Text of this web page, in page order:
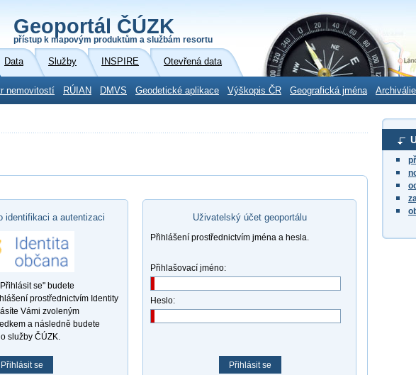
Geoportál ČÚZK
přístup k mapovým produktům a službám resortu
Data Služby INSPIRE Otevřená data
nemovitostí RÚIAN DMVS Geodetické aplikace Výškopis ČR Geografická jména Archiválie
identifikaci a autentizaci
se" budete
prostřednictvím Identity
Vámi zvoleným
a následně budete
služby ČÚZK.
Přihlásit se
Uživatelský účet geoportálu
Přihlášení prostřednictvím jména a hesla.
Přihlašovací jméno:
Heslo:
Přihlásit se